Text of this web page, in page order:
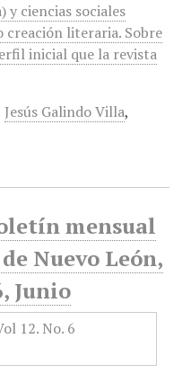
ciencias sociales
literaria. Sobre
inicial que la revista
Jesús Galindo Villa,
mensual
Nuevo León,
Junio